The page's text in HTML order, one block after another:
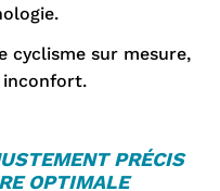
cyclisme sur mesure,
inconfort.
PRÉCIS
OPTIMALE